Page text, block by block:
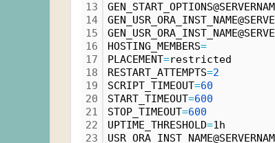
13
14
15
16
17
18
19
20
21
22
23
HOSTING_MEMBERS=
PLACEMENT=restricted
RESTART_ATTEMPTS=2
SCRIPT_TIMEOUT=60
START_TIMEOUT=600
STOP_TIMEOUT=600
UPTIME_THRESHOLD=1h